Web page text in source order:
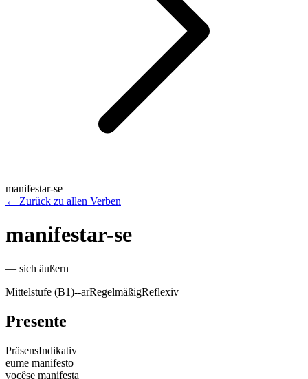
manifestar-se
← Zurück zu allen Verben
manifestar-se
— sich äußern
Mittelstufe (B1)--arRegelmäßigReflexiv
Presente
PräsensIndikativ
eume manifesto
vocêse manifesta